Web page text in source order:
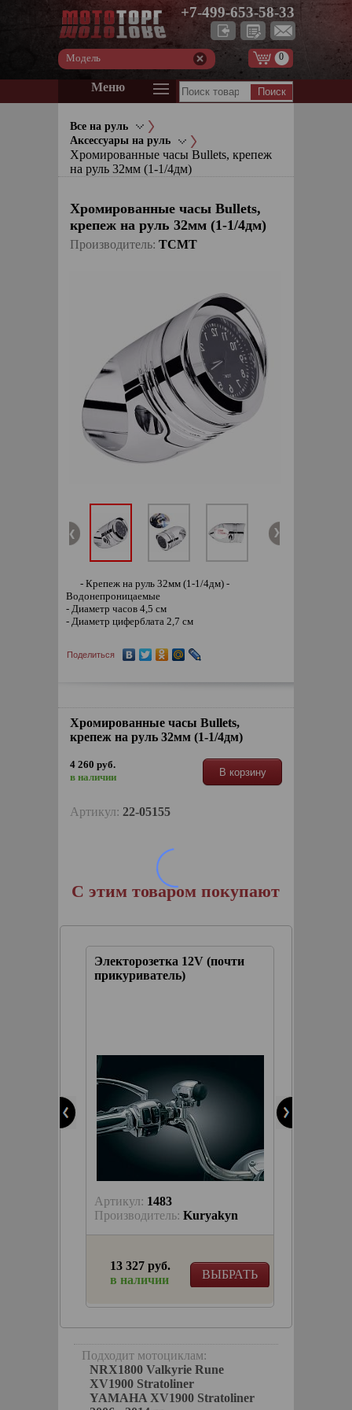
+7-499-653-58-33
Модель 0
Меню
Все на руль
Аксессуары на руль
Хромированные часы Bullets, крепеж
на руль 32мм (1-1/4дм)
Хромированные часы Bullets,
крепеж на руль 32мм (1-1/4дм)
Производитель: TCMT
- Крепеж на руль 32мм (1-1/4дм) -
Водонепроницаемые
- Диаметр часов 4,5 см
- Диаметр циферблата 2,7 см
Поделиться
Хромированные часы Bullets,
крепеж на руль 32мм (1-1/4дм)
4 260 руб.
в наличии
В корзину
Артикул: 22-05155
С этим товаром покупают
Электорозетка 12V (почти
прикуриватель)
Артикул: 1483
Производитель: Kuryakyn
ВЫБРАТЬ
13 327 руб.
в наличии
Подходит мотоциклам:
NRX1800 Valkyrie Rune
XV1900 Stratoliner
YAMAHA XV1900 Stratoliner